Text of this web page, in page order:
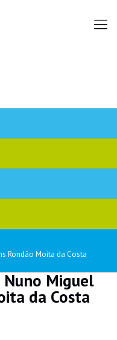
Rondão Moita da Costa
Nuno Miguel
da Costa